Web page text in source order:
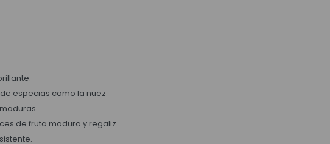
especias como la nuez
de fruta madura y regaliz.